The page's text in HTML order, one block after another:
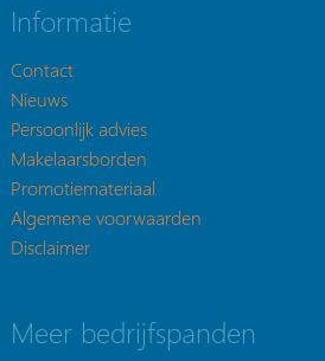
Informatie
Contact
Nieuws
Persoonlijk advies
Makelaarsborden
Promotiemateriaal
Algemene voorwaarden
Disclaimer
Meer bedrijfspanden